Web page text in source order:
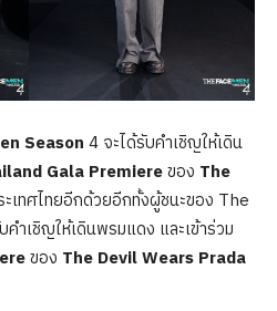
Season 4 จะได้รับคำเชิญให้เดิน
Gala Premiereของ The
ะเทศไทยอีกด้วยอีกทั้งผู้ชนะของ The
ำเชิญให้เดินพรมแดง และเข้าร่วม
ของ The Devil Wears Prada